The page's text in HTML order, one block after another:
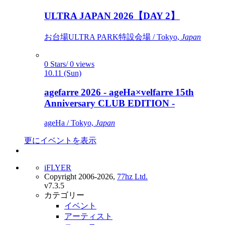
ULTRA JAPAN 2026【DAY 2】
お台場ULTRA PARK特設会場 / Tokyo, Japan
0 Stars/ 0 views
10.11 (Sun)
agefarre 2026 - ageHa×velfarre 15th
Anniversary CLUB EDITION -
ageHa / Tokyo, Japan
更にイベントを表示
iFLYER
Copyright 2006-2026, 77hz Ltd.
v7.3.5
カテゴリー
イベント
アーティスト